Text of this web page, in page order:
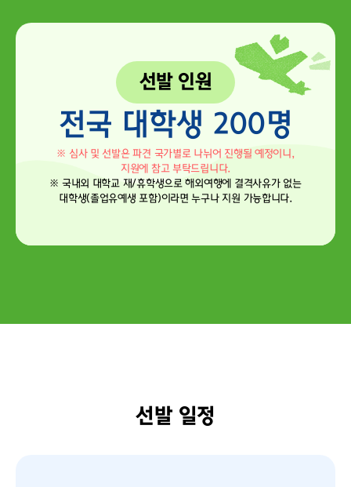
선발 인원
전국 대학생 200명
※ 심사 및 선발은 파견 국가별로 나뉘어 진행될 예정이니,
지원에 참고 부탁드립니다.
※ 국내외 대학교 재/휴학생으로 해외여행에 결격사유가 없는
대학생(졸업유예생 포함)이라면 누구나 지원 가능합니다.
선발 일정